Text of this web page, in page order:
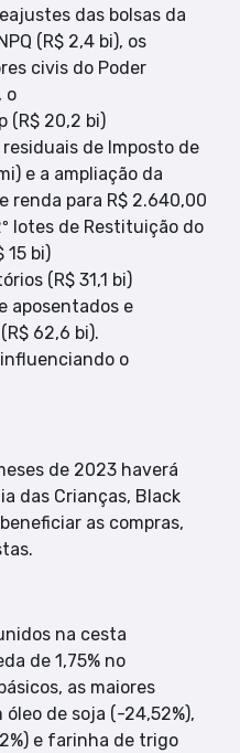
das bolsas da
(R$ 2,4 bi), os
civis do Poder
o
(R$ 20,2 bi)
de Imposto de
e a ampliação da
renda para R$ 2.640,00
lotes de Restituição do
15 bi)
(R$ 31,1 bi)
aposentados e
62,6 bi).
o
de 2023 haverá
das Crianças, Black
as compras,
na cesta
de 1,75% no
as maiores
de soja (-24,52%),
e farinha de trigo